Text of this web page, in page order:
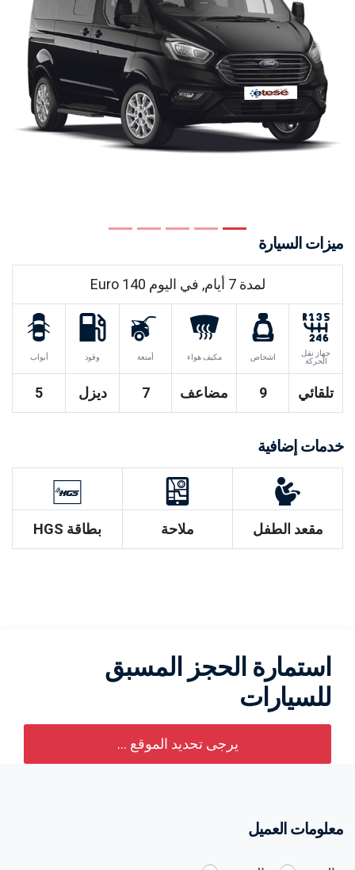
Next
ميزات السيارة
لمدة7 أيام, في اليوم 140
Euro
جهاز نقل
الحركة
اشخاص مكيف هواء أمتعة وقود أبواب
تلقائي 9 مضاعف 7 ديزل 5
خدمات إضافية
مقعد الطفل ملاحة بطاقة HGS
استمارة الحجز المسبق
للسيارات
يرجى تحديد الموقع ...
معلومات العميل